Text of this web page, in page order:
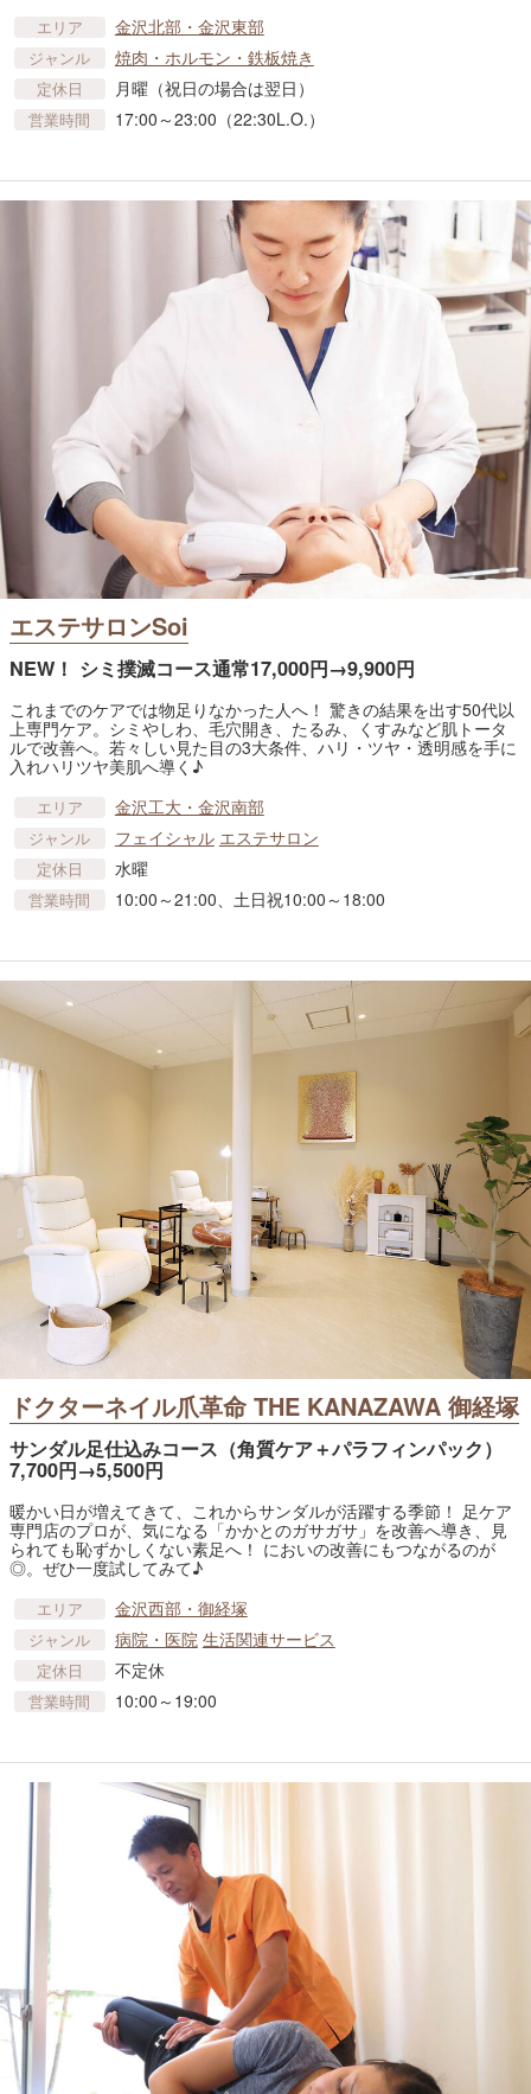
エリア 金沢北部・金沢東部
ジャンル 焼肉・ホルモン・鉄板焼き
定休日 月曜（祝日の場合は翌日）
営業時間 17:00～23:00（22:30L.O.）
エステサロンSoi
NEW！ シミ撲滅コース通常17,000円→9,900円
これまでのケアでは物足りなかった人へ！ 驚きの結果を出す50代以
上専門ケア。シミやしわ、毛穴開き、たるみ、くすみなど肌トータ
ルで改善へ。若々しい見た目の3大条件、ハリ・ツヤ・透明感を手に
入れハリツヤ美肌へ導く♪
エリア 金沢工大・金沢南部
ジャンル フェイシャル エステサロン
定休日 水曜
営業時間 10:00～21:00、土日祝10:00～18:00
ドクターネイル爪革命 THE KANAZAWA 御経塚
サンダル足仕込みコース（角質ケア＋パラフィンパック）
7,700円→5,500円
暖かい日が増えてきて、これからサンダルが活躍する季節！ 足ケア
専門店のプロが、気になる「かかとのガサガサ」を改善へ導き、見
られても恥ずかしくない素足へ！ においの改善にもつながるのが
◎。ぜひ一度試してみて♪
エリア 金沢西部・御経塚
ジャンル 病院・医院 生活関連サービス
定休日 不定休
営業時間 10:00～19:00